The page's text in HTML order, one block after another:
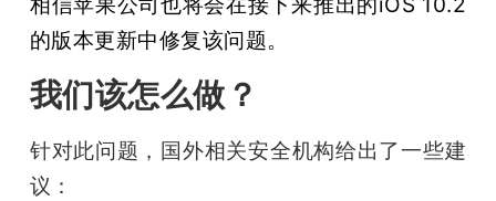
的版本更新中修复该问题。
我们该怎么做？
针对此问题，国外相关安全机构给出了一些建
议：